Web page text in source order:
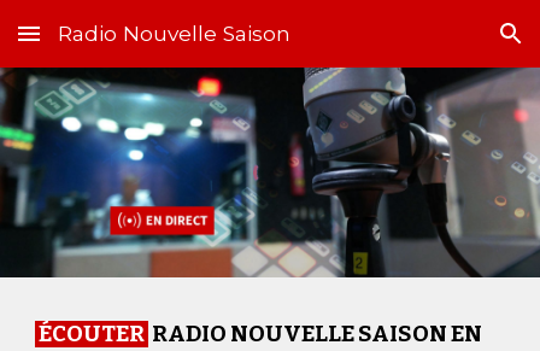
Skip to main content Skip to navigation
Radio Nouvelle Saison
ÉCOUTER RADIO NOUVELLE SAISON EN